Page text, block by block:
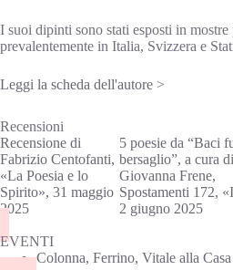
I suoi dipinti sono stati esposti in
prevalentemente in Italia, Svizzera e
Leggi la scheda dell'autore >
Recensioni
Recensione di
Fabrizio Centofanti,
«La Poesia e lo
Spirito», 31 maggio
2025
5 poesie da “Baci
bersaglio”, a cura di
Giovanna Frene,
Spostamenti 172,
2 giugno 2025
EVENTI
Colonna, Ferrino, Vitale alla